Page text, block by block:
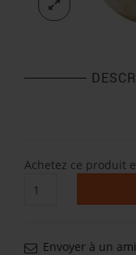
Achetez ce produit
de
chienEnvoyer à un ami